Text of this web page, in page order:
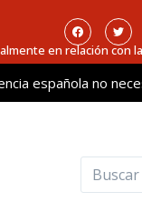
en relación
española no
Buscar